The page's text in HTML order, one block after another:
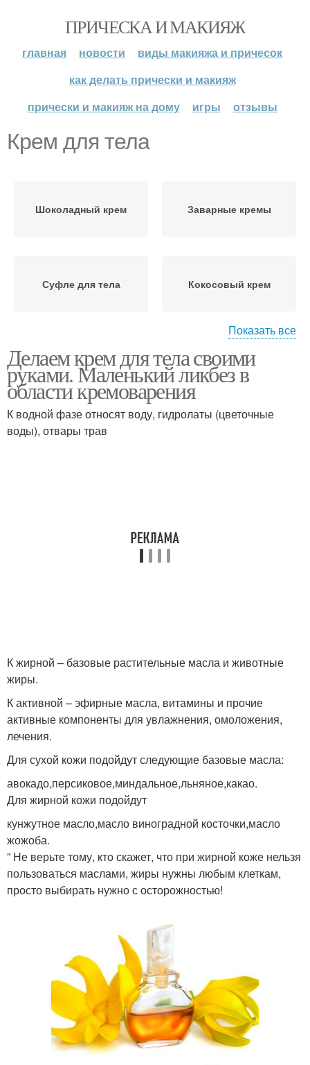
ПРИЧЕСКА И МАКИЯЖ
главная новости
виды макияжа и причесок
как делать прически и макияж
прически и макияж на дому
игры отзывы
Крем для тела
Шоколадный крем Заварные кремы
Суфле для тела Кокосовый крем
Крем на основе Кремы для лица
Питательный крем
Показать все
Делаем крем для тела своими
руками. Маленький ликбез в
области кремоварения
К водной фазе относят воду, гидролаты (цветочные
воды), отвары трав
К жирной – базовые растительные масла и животные
жиры.
К активной – эфирные масла, витамины и прочие
активные компоненты для увлажнения, омоложения,
лечения.
Для сухой кожи подойдут следующие базовые масла:
авокадо,персиковое,миндальное,льняное,какао.
Для жирной кожи подойдут
кунжутное масло,масло виноградной косточки,масло
жожоба.
” Не верьте тому, кто скажет, что при жирной коже нельзя
пользоваться маслами, жиры нужны любым клеткам,
просто выбирать нужно с осторожностью!